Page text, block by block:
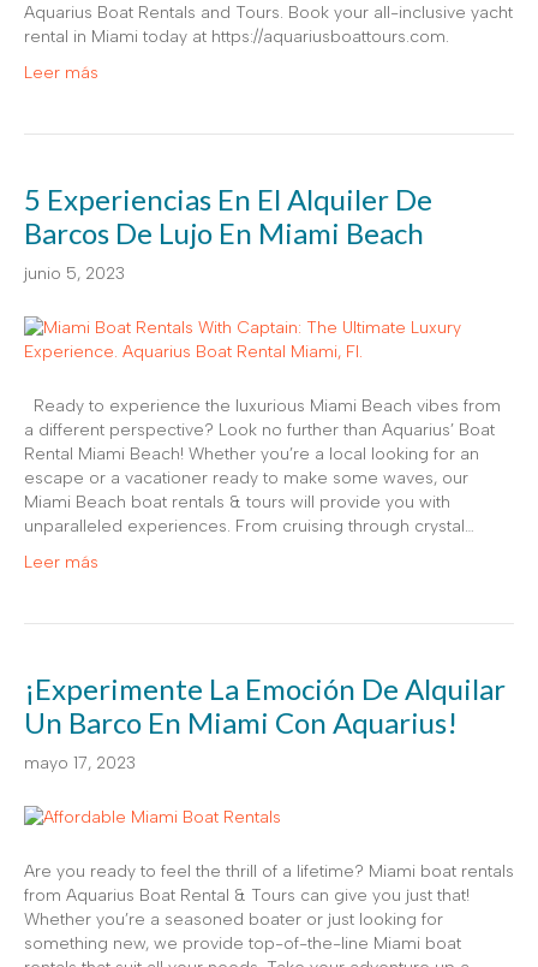
Aquarius Boat Rentals and Tours. Book your all-inclusive yacht
rental in Miami today at https://aquariusboattours.com.
Leer más
5 Experiencias En El Alquiler De
Barcos De Lujo En Miami Beach
junio 5, 2023
Ready to experience the luxurious Miami Beach vibes from
a different perspective? Look no further than Aquarius’ Boat
Rental Miami Beach! Whether you’re a local looking for an
escape or a vacationer ready to make some waves, our
Miami Beach boat rentals & tours will provide you with
unparalleled experiences. From cruising through crystal…
Leer más
¡Experimente La Emoción De Alquilar
Un Barco En Miami Con Aquarius!
mayo 17, 2023
Are you ready to feel the thrill of a lifetime? Miami boat rentals
from Aquarius Boat Rental & Tours can give you just that!
Whether you’re a seasoned boater or just looking for
something new, we provide top-of-the-line Miami boat